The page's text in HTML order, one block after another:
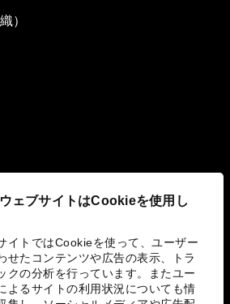
ェブサイトはCookieを使用し
イトではCookieを使って、ユーザー
せたコンテンツや広告の表示、トラ
クの分析を行っています。またユー
よるサイトの利用状況についても情
）
取り組み